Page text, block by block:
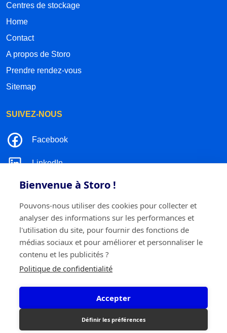
Bienvenue à Storo !
Pouvons-nous utiliser des cookies pour collecter et
analyser des informations sur les performances et
l'utilisation du site, pour fournir des fonctions de
médias sociaux et pour améliorer et personnaliser le
contenu et les publicités ?
Politique de confidentialité
Accepter
Définir les préférences
Centres de stockage
Home
Contact
A propos de Storo
Prendre rendez-vous
Sitemap
SUIVEZ-NOUS
Facebook
LinkedIn
Instagram
TikTok
©2026 Storo
Politique de confidentialité
Storo BV 0717.595.310